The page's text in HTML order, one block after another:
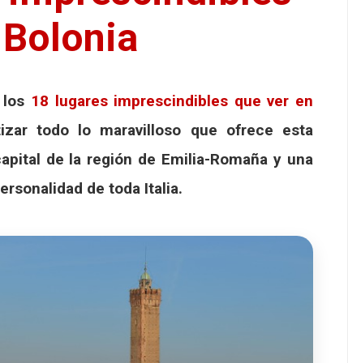
Enzo
Bentivoglio
y la Torre Garisenda
de Bolonia
subir a la Torre Asinelli
- Archigimnasio
universitarias
de Bolonia
18 lugares imprescindibles que ver en
todo lo maravilloso que ofrece esta
de la región de Emilia-Romaña y una
de toda Italia.